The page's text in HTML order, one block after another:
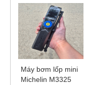
Máy bơm lốp mini
Michelin M3325